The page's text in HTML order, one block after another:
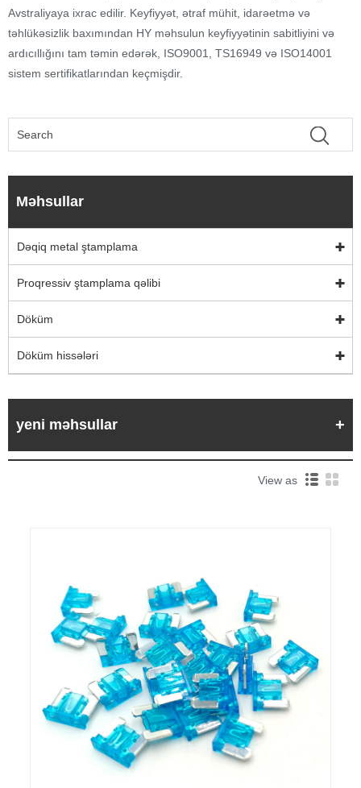
Avstraliyaya ixrac edilir. Keyfiyyət, ətraf mühit, idarəetmə və
təhlükəsizlik baxımından HY məhsulun keyfiyyətinin sabitliyini və
ardıcıllığını tam təmin edərək, ISO9001, TS16949 və ISO14001
sistem sertifikatlarından keçmişdir.
Məhsullar
Dəqiq metal ştamplama
Proqressiv ştamplama qəlibi
Döküm
Döküm hissələri
yeni məhsullar
View as